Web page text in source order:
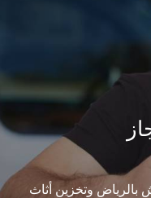
بالرياض وتخزين أثاث